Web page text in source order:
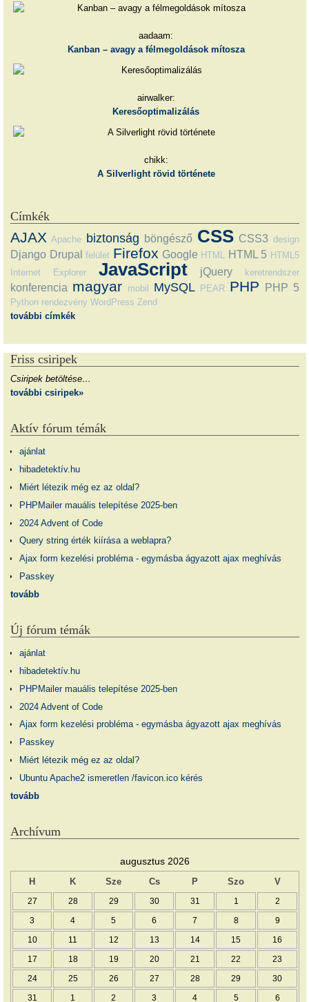
aadaam:
Kanban – avagy a félmegoldások mítosza
airwalker:
Keresőoptimalizálás
chikk:
A Silverlight rövid története
Címkék
AJAX Apache biztonság böngésző CSS CSS3 design
Django Drupal felület Firefox Google HTML HTML 5 HTML5
Internet Explorer
JavaScript jQuery keretrendszer
konferencia magyar mobil MySQL PEAR PHP PHP 5
Python rendezvény WordPress Zend
további címkék
Friss csiripek
Csiripek betöltése…
további csiripek»
Aktív fórum témák
ajánlat
hibadetektív.hu
Miért létezik még ez az oldal?
PHPMailer mauális telepítése 2025-ben
2024 Advent of Code
Query string érték kiírása a weblapra?
Ajax form kezelési probléma - egymásba ágyazott ajax meghívás
Passkey
tovább
Új fórum témák
ajánlat
hibadetektív.hu
PHPMailer mauális telepítése 2025-ben
2024 Advent of Code
Ajax form kezelési probléma - egymásba ágyazott ajax meghívás
Passkey
Miért létezik még ez az oldal?
Ubuntu Apache2 ismeretlen /favicon.ico kérés
tovább
Archívum
augusztus 2026
H K Sze Cs P Szo V
27 28 29 30 31 1 2
3 4 5 6 7 8 9
10 11 12 13 14 15 16
17 18 19 20 21 22 23
24 25 26 27 28 29 30
31 1 2 3 4 5 6